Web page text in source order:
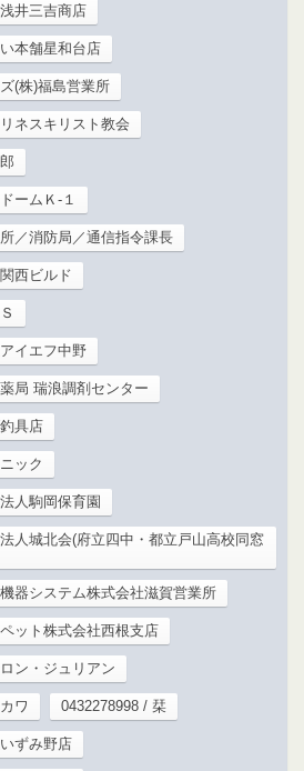
井三吉商店
本舗星和台店
(株)福島営業所
ネスキリスト教会
ームＫ‐１
／消防局／通信指令課長
西ビルド
イエフ中野
局 瑞浪調剤センター
具店
ック
人駒岡保育園
人城北会(府立四中・都立戸山高校同窓
器システム株式会社滋賀営業所
ット株式会社西根支店
ン・ジュリアン
ワ 0432278998 / 栞
ずみ野店